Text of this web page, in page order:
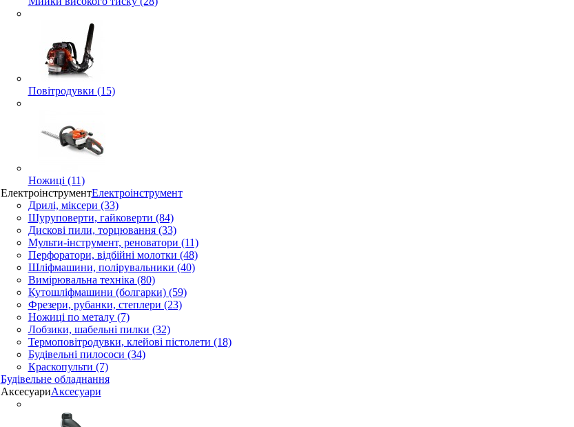
Повітродувки (15)
Ножиці (11)
ЕлектроінструментЕлектроінструмент
Дрилі, міксери (33)
Шуруповерти, гайковерти (84)
Дискові пили, торцювання (33)
Мульти-інструмент, реноватори (11)
Перфоратори, відбійні молотки (48)
Шліфмашини, полірувальники (40)
Вимірювальна техніка (80)
Кутошліфмашини (болгарки) (59)
Фрезери, рубанки, степлери (23)
Ножиці по металу (7)
Лобзики, шабельні пилки (32)
Термоповітродувки, клейові пістолети (18)
Будівельні пилососи (34)
Краскопульти (7)
Будівельне обладнання
АксесуариАксесуари